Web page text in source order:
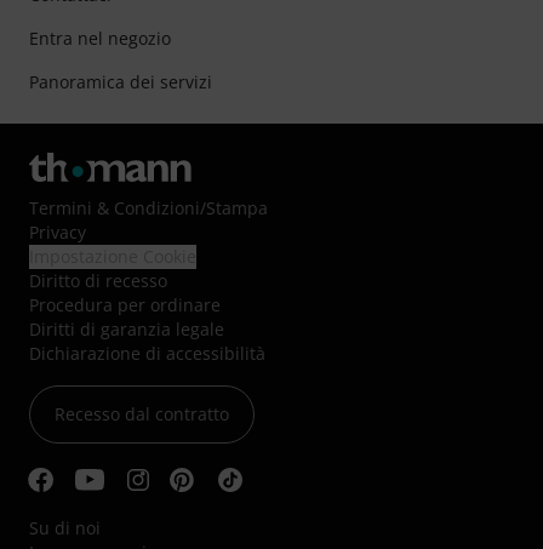
Entra nel negozio
Panoramica dei servizi
Termini & Condizioni/Stampa
Privacy
Diritto di recesso
Procedura per ordinare
Diritti di garanzia legale
Dichiarazione di accessibilità
Recesso dal contratto
Su di noi